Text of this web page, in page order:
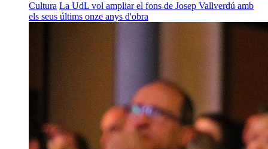
Cultura La UdL vol ampliar el fons de Josep Vallverdú amb
els seus últims onze anys d'obra